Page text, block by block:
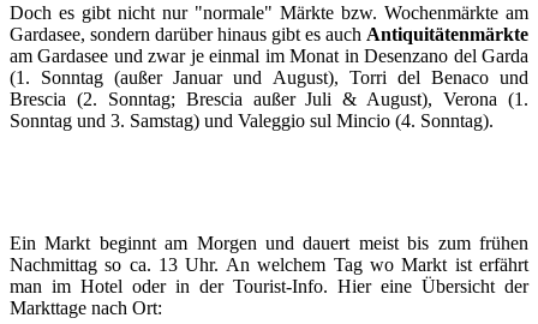
Doch es gibt nicht nur "normale" Märkte bzw. Wochenmärkte am
Gardasee, sondern darüber hinaus gibt es auch Antiquitätenmärkte
am Gardasee und zwar je einmal im Monat in Desenzano del Garda
(1. Sonntag (außer Januar und August), Torri del Benaco und
Brescia (2. Sonntag; Brescia außer Juli & August), Verona (1.
Sonntag und 3. Samstag) und Valeggio sul Mincio (4. Sonntag).
Ein Markt beginnt am Morgen und dauert meist bis zum frühen
Nachmittag so ca. 13 Uhr. An welchem Tag wo Markt ist erfährt
man im Hotel oder in der Tourist-Info. Hier eine Übersicht der
Markttage nach Ort: